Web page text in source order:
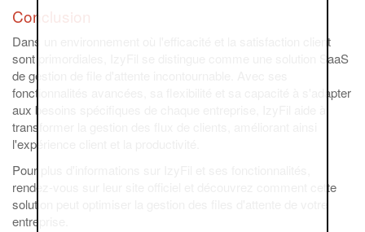
Conclusion
Dans un environnement où l'efficacité et la satisfaction client
sont primordiales, IzyFil se distingue comme une solution SaaS
de gestion de file d'attente incontournable. Avec ses
fonctionnalités avancées, sa flexibilité et sa capacité à s'adapter
aux besoins spécifiques de chaque entreprise, IzyFil aide à
transformer la gestion des flux de clients, améliorant ainsi
l'expérience client et la productivité.
Pour plus d'informations sur IzyFil et ses fonctionnalités,
rendez-vous sur leur site officiel et découvrez comment cette
solution peut optimiser la gestion des files d'attente de votre
entreprise.